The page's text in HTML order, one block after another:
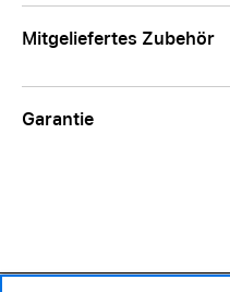
Mitgeliefertes Zubehör
Garantie